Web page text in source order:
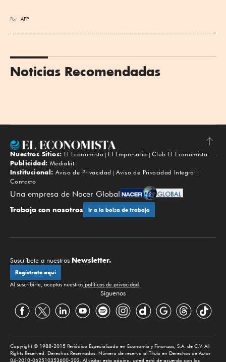
Por AFP
Noticias Recomendadas
Subir
Nuestros Sitios: El Economista El Empresario
Club El Economista
Publicidad: Mediakit
Institucional: Aviso de Privacidad
Aviso de Privacidad Integral
Contacto
Una empresa de Nacer Global
Trabaja con nosotros Ir a la bolsa de trabajo
Suscríbete a nuestros Newsletter.
Regístrate aquí
Al suscribirte, aceptas nuestras políticas de privacidad
Síguenos
Copyright © 1988-2015 Periódico Especializado en Economía y Finanzas, S.A. de C.V. All
Rights Reserved. Derechos Reservados. Número de reserva al Título en Derechos de Autor
04-2010-062510353600-203. Al visitar esta página, usted está de acuerdo con los